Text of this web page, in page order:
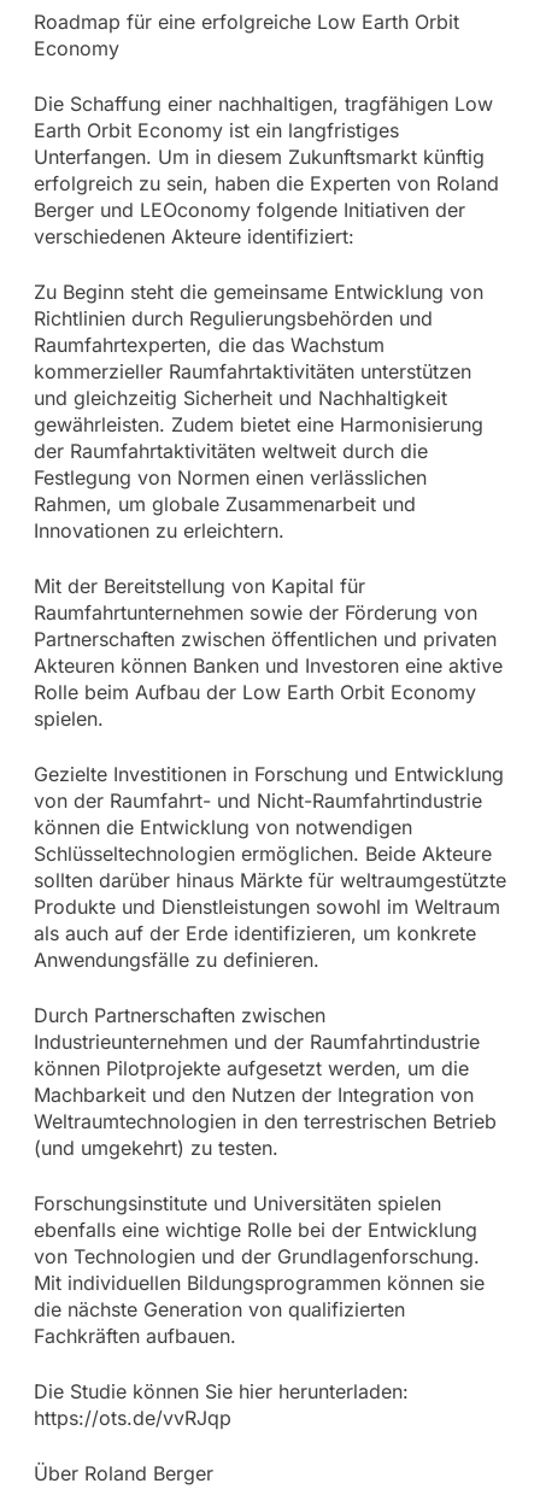
Roadmap für eine erfolgreiche Low Earth Orbit
Economy
Die Schaffung einer nachhaltigen, tragfähigen Low
Earth Orbit Economy ist ein langfristiges
Unterfangen. Um in diesem Zukunftsmarkt künftig
erfolgreich zu sein, haben die Experten von Roland
Berger und LEOconomy folgende Initiativen der
verschiedenen Akteure identifiziert:
Zu Beginn steht die gemeinsame Entwicklung von
Richtlinien durch Regulierungsbehörden und
Raumfahrtexperten, die das Wachstum
kommerzieller Raumfahrtaktivitäten unterstützen
und gleichzeitig Sicherheit und Nachhaltigkeit
gewährleisten. Zudem bietet eine Harmonisierung
der Raumfahrtaktivitäten weltweit durch die
Festlegung von Normen einen verlässlichen
Rahmen, um globale Zusammenarbeit und
Innovationen zu erleichtern.
Mit der Bereitstellung von Kapital für
Raumfahrtunternehmen sowie der Förderung von
Partnerschaften zwischen öffentlichen und privaten
Akteuren können Banken und Investoren eine aktive
Rolle beim Aufbau der Low Earth Orbit Economy
spielen.
Gezielte Investitionen in Forschung und Entwicklung
von der Raumfahrt- und Nicht-Raumfahrtindustrie
können die Entwicklung von notwendigen
Schlüsseltechnologien ermöglichen. Beide Akteure
sollten darüber hinaus Märkte für weltraumgestützte
Produkte und Dienstleistungen sowohl im Weltraum
als auch auf der Erde identifizieren, um konkrete
Anwendungsfälle zu definieren.
Durch Partnerschaften zwischen
Industrieunternehmen und der Raumfahrtindustrie
können Pilotprojekte aufgesetzt werden, um die
Machbarkeit und den Nutzen der Integration von
Weltraumtechnologien in den terrestrischen Betrieb
(und umgekehrt) zu testen.
Forschungsinstitute und Universitäten spielen
ebenfalls eine wichtige Rolle bei der Entwicklung
von Technologien und der Grundlagenforschung.
Mit individuellen Bildungsprogrammen können sie
die nächste Generation von qualifizierten
Fachkräften aufbauen.
Die Studie können Sie hier herunterladen:
https://ots.de/vvRJqp
Über Roland Berger